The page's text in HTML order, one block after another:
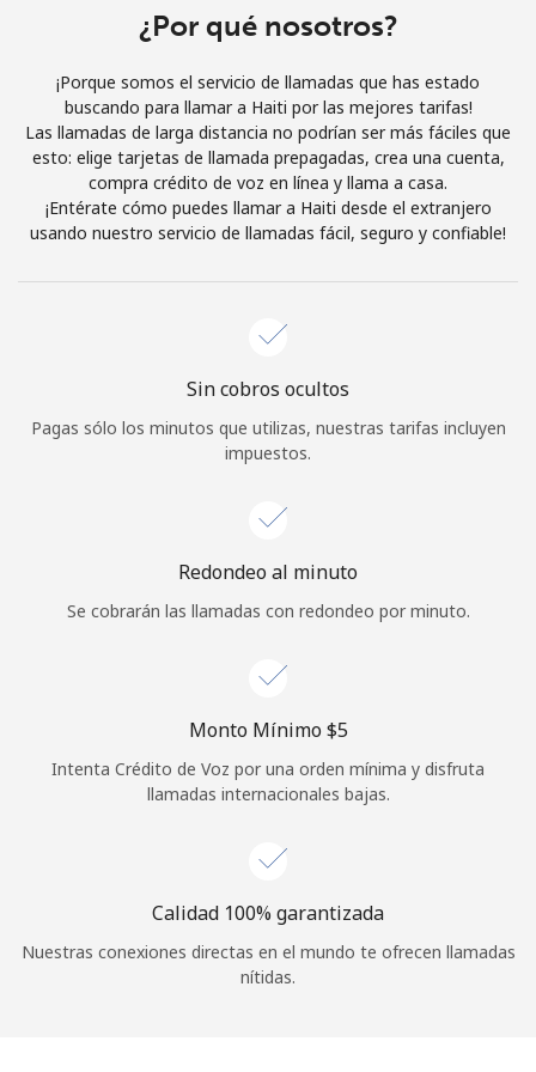
Al abrir una cuenta en este sitio web, estoy de acuerdo con
Términos y condiciones.
Únete
¡Hola!
Iniciar Sesión
Continuar con
¿Por qué nosotros?
¡Porque somos el servicio de llamadas que has estado
buscando para llamar a Haiti por las mejores tarifas!
Las llamadas de larga distancia no podrían ser más fáciles que
esto: elige tarjetas de llamada prepagadas, crea una cuenta,
compra crédito de voz en línea y llama a casa.
¡Entérate cómo puedes llamar a Haiti desde el extranjero
usando nuestro servicio de llamadas fácil, seguro y confiable!
Sin cobros ocultos
Pagas sólo los minutos que utilizas, nuestras tarifas incluyen
impuestos.
Redondeo al minuto
Se cobrarán las llamadas con redondeo por minuto.
Monto Mínimo ⁦$5⁩
Intenta Crédito de Voz por una orden mínima y disfruta
llamadas internacionales bajas.
Calidad 100% garantizada
Nuestras conexiones directas en el mundo te ofrecen llamadas
nítidas.